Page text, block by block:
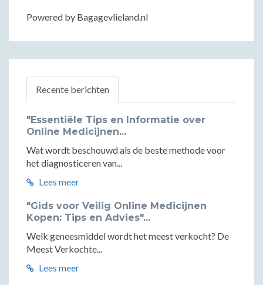
Powered by Bagagevlieland.nl
Recente berichten
"Essentiële Tips en Informatie over
Online Medicijnen...
Wat wordt beschouwd als de beste methode voor
het diagnosticeren van...
Lees meer
"Gids voor Veilig Online Medicijnen
Kopen: Tips en Advies"...
Welk geneesmiddel wordt het meest verkocht? De
Meest Verkochte...
Lees meer